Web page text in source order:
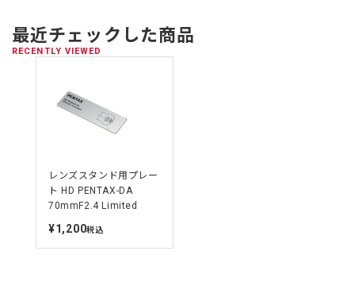
最近チェックした商品
RECENTLY VIEWED
レンズスタンド用プレー
ト HD PENTAX-DA
70mmF2.4 Limited
定
¥1,200税込